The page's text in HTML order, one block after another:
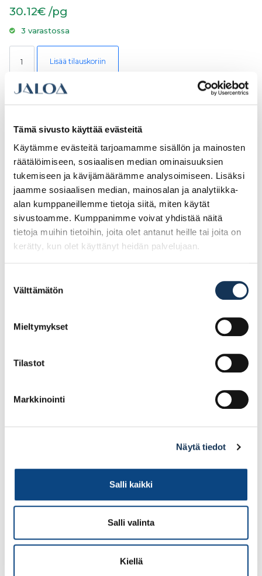
Tämä sivusto käyttää evästeitä
Käytämme evästeitä tarjoamamme sisällön ja mainosten
räätälöimiseen, sosiaalisen median ominaisuuksien
tukemiseen ja kävijämäärämme analysoimiseen. Lisäksi
jaamme sosiaalisen median, mainosalan ja analytiikka-
alan kumppaneillemme tietoja siitä, miten käytät
sivustoamme. Kumppanimme voivat yhdistää näitä
tietoja muihin tietoihin, joita olet antanut heille tai joita on
kerätty, kun olet käyttänyt heidän palvelujaan.
valinta
Välttämätön
Mieltymykset
Tilastot
Markkinointi
Näytä tiedot
Salli kaikki
Salli valinta
Kiellä
30.12€ /pg
3 varastossa
Bahco Merkkausnarusarja, naru+väri+vesivaaka määrä
Lisää tilauskoriin
Tuotetunnus (SKU): b1a12906-422f-11f1-b858-42010ab90124 Osasto:
KYNÄT JA MERKINTÄTUOTTEET
Kuvaus
Kuvaus
Bahco merkkausnarusarja oranssilla 30metrin Langalla. Lanka sitoo hyvin
väriainetta. Kelassa on nopea kelausnopeus. Kotelossa on vyölenkki ja
naura voi käyttää myös luotilankana. Säiliöön mahtuu 50g värijauhetta.
Sarjassa on mukana kelan lisäksi 227g sinistä väriainetta ja lankaan
kiinnitettävä vesivaaka.
Valikoimassamme on lisäksi punaista värijauhetta.
Tutustu myös
värijauhepullo
punainen 227g